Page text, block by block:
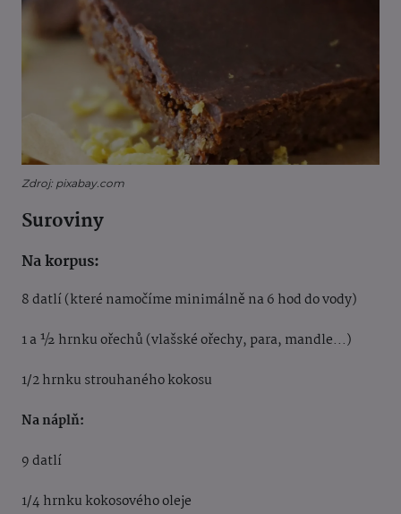
Zdroj: pixabay.com
Suroviny
Na korpus:
8 datlí (které namočíme minimálně na 6 hod do vody)
1 a ½ hrnku ořechů (vlašské ořechy, para, mandle...)
1/2 hrnku strouhaného kokosu
Na náplň:
9 datlí
1/4 hrnku kokosového oleje